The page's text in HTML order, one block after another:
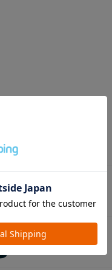
チャイルドシート
抱っこひも
（子守帯）